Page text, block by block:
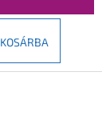
KOSÁRBA